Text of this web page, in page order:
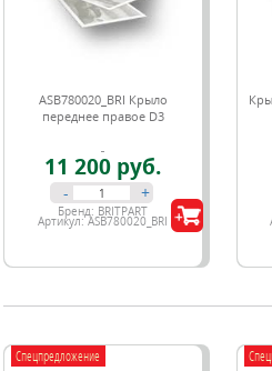
ASB780020_BRI Крыло
переднее правое D3
11 200 руб.
- +
Бренд: BRITPART
Артикул:ASB780020_BRI
Спецпредложение